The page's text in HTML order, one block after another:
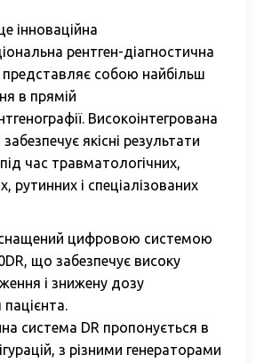
інноваційна
рентген-діагностична
собою найбільш
в прямій
Високоінтегрована
якісні результати
час травматологічних,
рутинних і спеціалізованих
цифровою системою
що забезпечує високу
і знижену дозу
система DR пропонується в
з різними генераторами